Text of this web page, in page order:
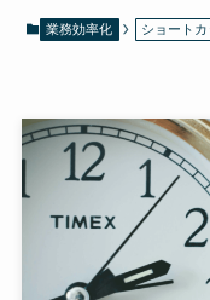
業務効率化 ショートカ